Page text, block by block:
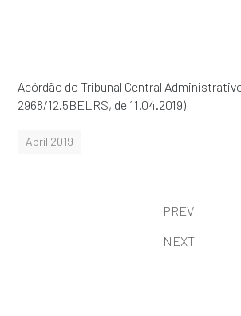
Acórdão do Tribunal Central
2968/12.5BELRS, de 11.04.2019)
Abril 2019
PREV
NEXT